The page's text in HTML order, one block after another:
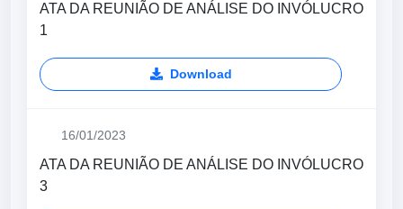
ATA DA REUNIÃO DE ANÁLISE DO INVÓLUCRO
1
Download
16/01/2023
ATA DA REUNIÃO DE ANÁLISE DO INVÓLUCRO
3